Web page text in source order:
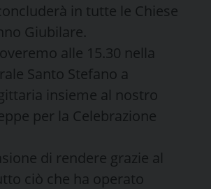
in tutte le Chiese
Giubilare.
alle 15.30 nella
Santo Stefano a
insieme al nostro
per la Celebrazione
di rendere grazie al
ciò che ha operato